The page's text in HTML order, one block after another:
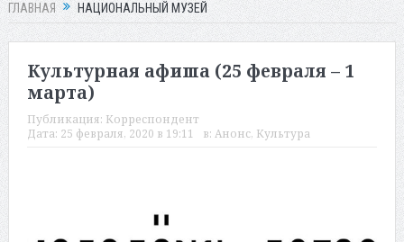
ГЛАВНАЯ НАЦИОНАЛЬНЫЙ МУЗЕЙ
Культурная афиша (25 февраля – 1
марта)
Публикация: Корреспондент
Дата: 25 февраля, 2020 в 19:11 в: Анонс, Культура